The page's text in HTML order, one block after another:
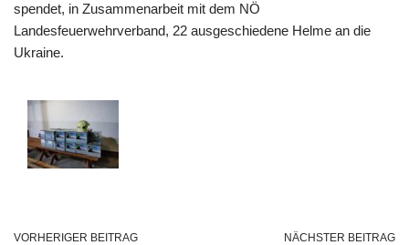
spendet, in Zusammenarbeit mit dem NÖ
Landesfeuerwehrverband, 22 ausgeschiedene Helme an die
Ukraine.
VORHERIGER BEITRAG NÄCHSTER BEITRAG